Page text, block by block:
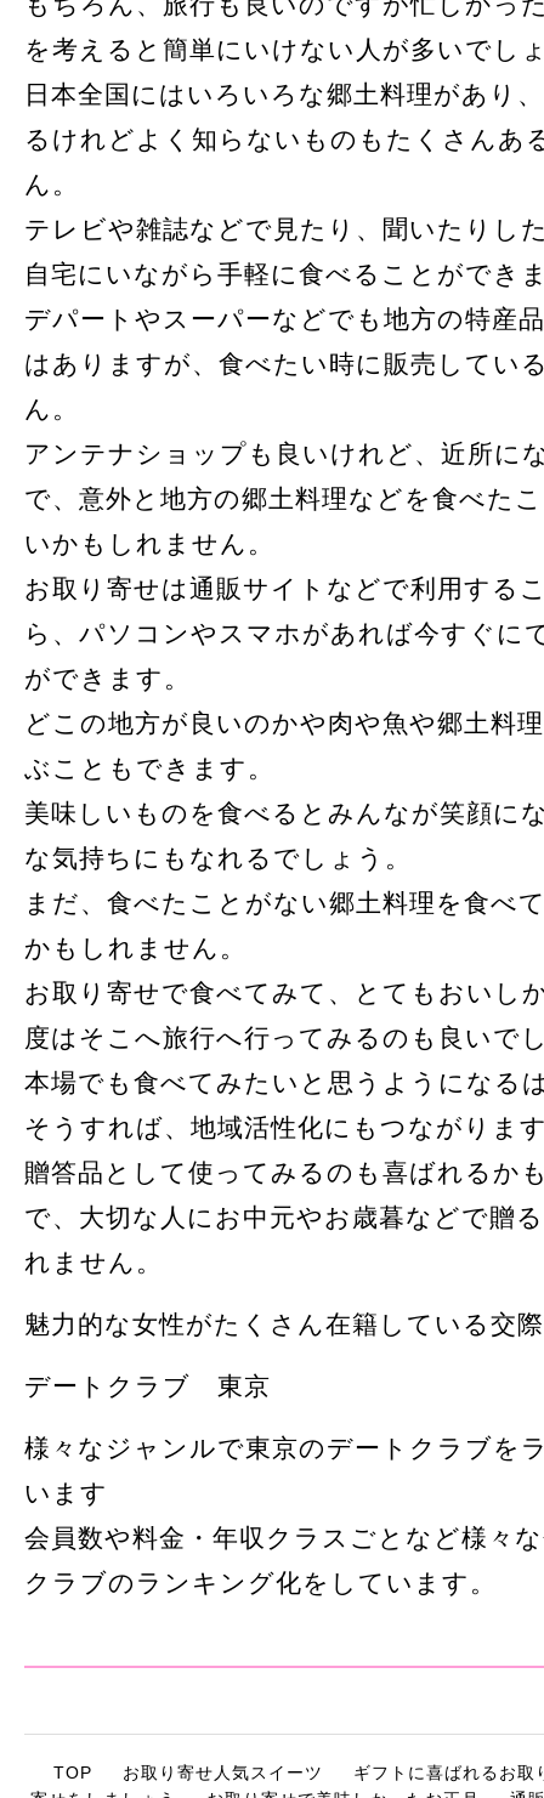
を考えると簡単にいけない人が多いでし
日本全国にはいろいろな郷土料理があり
るけれどよく知らないものもたくさんあ
ん。
テレビや雑誌などで見たり、聞いたりし
自宅にいながら手軽に食べることができ
デパートやスーパーなどでも地方の特産
はありますが、食べたい時に販売してい
ん。
アンテナショップも良いけれど、近所に
で、意外と地方の郷土料理などを食べた
いかもしれません。
お取り寄せは通販サイトなどで利用する
ら、パソコンやスマホがあれば今すぐに
ができます。
どこの地方が良いのかや肉や魚や郷土料
ぶこともできます。
美味しいものを食べるとみんなが笑顔に
な気持ちにもなれるでしょう。
まだ、食べたことがない郷土料理を食べ
かもしれません。
お取り寄せで食べてみて、とてもおいし
度はそこへ旅行へ行ってみるのも良いで
本場でも食べてみたいと思うようになる
そうすれば、地域活性化にもつながりま
贈答品として使ってみるのも喜ばれるか
で、大切な人にお中元やお歳暮などで贈
れません。
魅力的な女性がたくさん在籍している交
デートクラブ 東京
様々なジャンルで東京のデートクラブを
います
会員数や料金・年収クラスごとなど様々
クラブのランキング化をしています。
TOP お取り寄せ人気スイーツ
ギフトに喜ばれるお取